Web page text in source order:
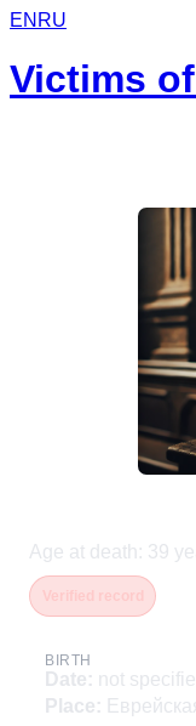
EN RU
Victims
Age at death : 39
BIRTH
Date: not
Place: